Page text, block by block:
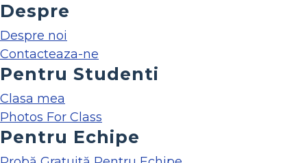
Despre
Despre noi
Contacteaza-ne
Pentru Studenti
Clasa mea
Photos For Class
Pentru Echipe